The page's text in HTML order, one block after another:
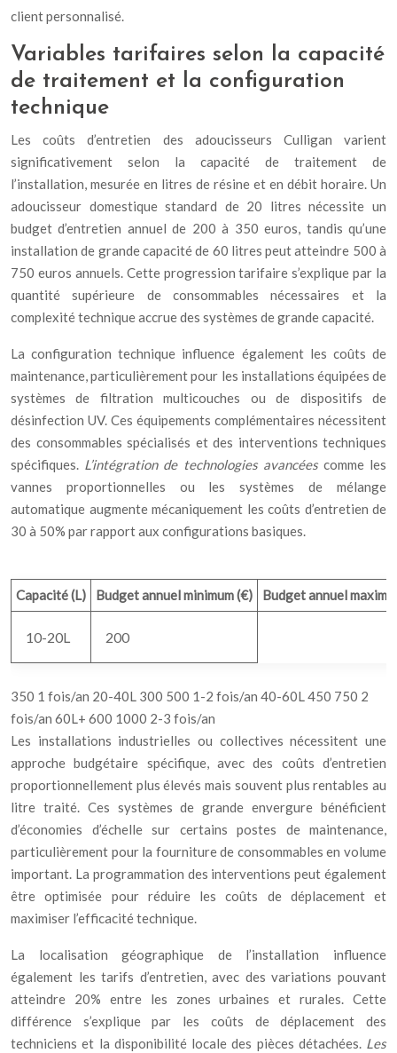
client personnalisé.
Variables tarifaires selon la capacité
de traitement et la configuration
technique
Les coûts d’entretien des adoucisseurs Culligan varient
significativement selon la capacité de traitement de
l’installation, mesurée en litres de résine et en débit horaire. Un
adoucisseur domestique standard de 20 litres nécessite un
budget d’entretien annuel de 200 à 350 euros, tandis qu’une
installation de grande capacité de 60 litres peut atteindre 500 à
750 euros annuels. Cette progression tarifaire s’explique par la
quantité supérieure de consommables nécessaires et la
complexité technique accrue des systèmes de grande capacité.
La configuration technique influence également les coûts de
maintenance, particulièrement pour les installations équipées de
systèmes de filtration multicouches ou de dispositifs de
désinfection UV. Ces équipements complémentaires nécessitent
des consommables spécialisés et des interventions techniques
spécifiques. L’intégration de technologies avancées comme les
vannes proportionnelles ou les systèmes de mélange
automatique augmente mécaniquement les coûts d’entretien de
30 à 50% par rapport aux configurations basiques.
Capacité (L) Budget annuel minimum (€) Budget annuel
10-20L 200
350 1 fois/an 20-40L 300 500 1-2 fois/an 40-60L 450 750 2
fois/an 60L+ 600 1000 2-3 fois/an
Les installations industrielles ou collectives nécessitent une
approche budgétaire spécifique, avec des coûts d’entretien
proportionnellement plus élevés mais souvent plus rentables au
litre traité. Ces systèmes de grande envergure bénéficient
d’économies d’échelle sur certains postes de maintenance,
particulièrement pour la fourniture de consommables en volume
important. La programmation des interventions peut également
être optimisée pour réduire les coûts de déplacement et
maximiser l’efficacité technique.
La localisation géographique de l’installation influence
également les tarifs d’entretien, avec des variations pouvant
atteindre 20% entre les zones urbaines et rurales. Cette
différence s’explique par les coûts de déplacement des
techniciens et la disponibilité locale des pièces détachées. Les